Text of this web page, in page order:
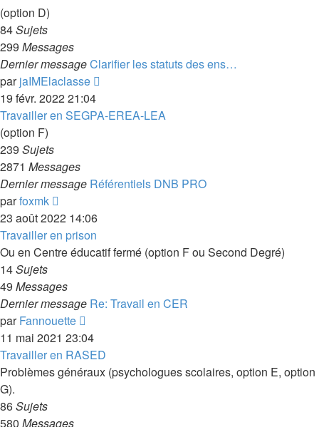
(option D)
84Sujets
299 Messages
Dernier messageClarifier les statuts des ens…
parjaIMElaclasse
dernier
19 févr. 2022 21:04
Travailler en SEGPA-EREA-LEA
(option F)
239 Sujets
2871 Messages
Dernier message Référentiels DNB PRO
parfoxmk
le
dernier
message
23 août 2022 14:06
Travailler en prison
Ou en Centre éducatif fermé (option F ou Second Degré)
14Sujets
49 Messages
Dernier message Re: Travail en CER
parFannouette
le
dernier
message
11 mai 2021 23:04
Travailler en RASED
Problèmes généraux (psychologues scolaires, option E, option
G).
86Sujets
580 Messages